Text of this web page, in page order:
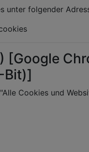
unter folgender
Bit)]
Cookies und